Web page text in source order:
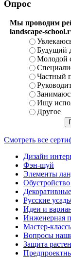
Опрос
Мы проводим
landscape-
Будущий
Молодой
Частный
Ищу
Другое
Смотреть все
Дизайн
Фэн-шуй
Элементы
Обустройство
Русские
Идеи и
Инженерная
Мастер-
Вопросы
Защита